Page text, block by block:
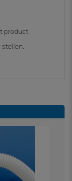
product.
stellen.